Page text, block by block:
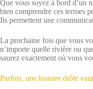
Que vous soyez à bord d’un
bien comprendre ces termes
Ils permettent une
La prochaine fois que vous
n’importe quelle rivière ou
saurez exactement où vous
Parfois, une histoire drôle